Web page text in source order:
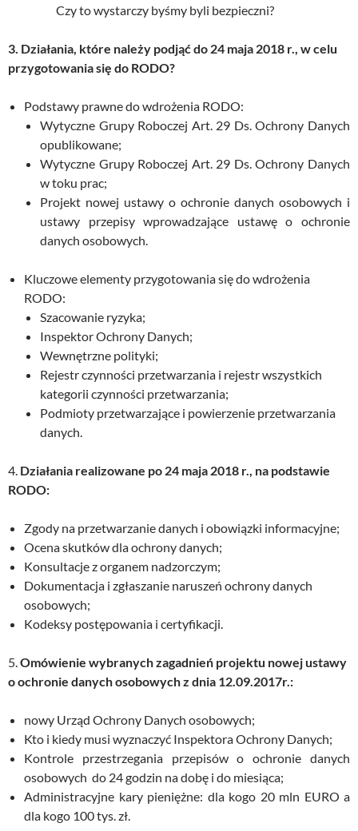
Czy to wystarczy byśmy byli bezpieczni?
3. Działania, które należy podjąć do 24 maja 2018 r., w celu
przygotowania się do RODO?
Podstawy prawne do wdrożenia RODO:
Wytyczne Grupy Roboczej Art. 29 Ds. Ochrony Danych
opublikowane;
Wytyczne Grupy Roboczej Art. 29 Ds. Ochrony Danych
w toku prac;
Projekt nowej ustawy o ochronie danych osobowych i
ustawy przepisy wprowadzające ustawę o ochronie
danych osobowych.
Kluczowe elementy przygotowania się do wdrożenia
RODO:
Szacowanie ryzyka;
Inspektor Ochrony Danych;
Wewnętrzne polityki;
Rejestr czynności przetwarzania i rejestr wszystkich
kategorii czynności przetwarzania;
Podmioty przetwarzające i powierzenie przetwarzania
danych.
4. Działania realizowane po 24 maja 2018 r., na podstawie
RODO:
Zgody na przetwarzanie danych i obowiązki informacyjne;
Ocena skutków dla ochrony danych;
Konsultacje z organem nadzorczym;
Dokumentacja i zgłaszanie naruszeń ochrony danych
osobowych;
Kodeksy postępowania i certyfikacji.
5.Omówienie wybranych zagadnień projektu nowej ustawy
o ochronie danych osobowych z dnia 12.09.2017r.:
nowy Urząd Ochrony Danych osobowych;
Kto i kiedy musi wyznaczyć Inspektora Ochrony Danych;
Kontrole przestrzegania przepisów o ochronie danych
osobowych do 24 godzin na dobę i do miesiąca;
Administracyjne kary pieniężne: dla kogo 20 mln EURO a
dla kogo 100 tys. zł.